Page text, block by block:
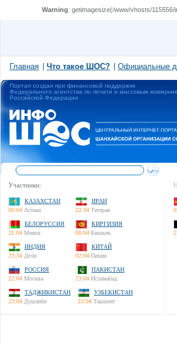
Warning: getimagesize(/www/vhosts/
Главная Что такое ШОС? Официальные
Портал создан при финансовой поддержке
Федерального агентства по печати и массовым
Российской Федерации
Участники:
КАЗАХСТАН
00:04 Астана
ИРАН
22:34 Тегеран
БЕЛОРУССИЯ
21:04 Минск
КИРГИЗИЯ
00:04 Бишкек
ИНДИЯ
23:34 Дели
КИТАЙ
02:04 Пекин
РОССИЯ
22:04 Москва
ПАКИСТАН
23:04 Исламабад
ТАДЖИКИСТАН
23:04 Душанбе
УЗБЕКИСТАН
23:04 Ташкент